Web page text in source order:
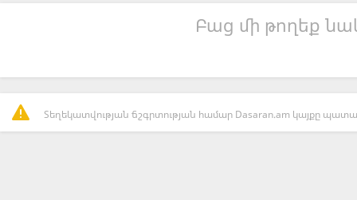
Բաց մի թողեք
Տեղեկատվության ճշգրտության համար Dasaran.am կայքը